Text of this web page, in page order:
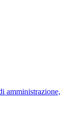
amministrazione,